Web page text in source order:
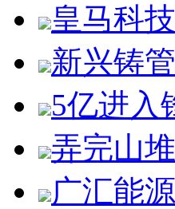
皇马科
新兴铸
5亿进入
弄完山
广汇能